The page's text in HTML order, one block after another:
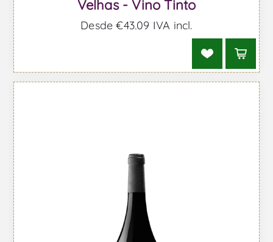
Velhas - Vino Tinto
Desde €43,09 IVA incl.